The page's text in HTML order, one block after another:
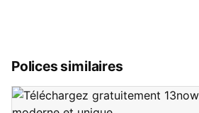
Polices similaires